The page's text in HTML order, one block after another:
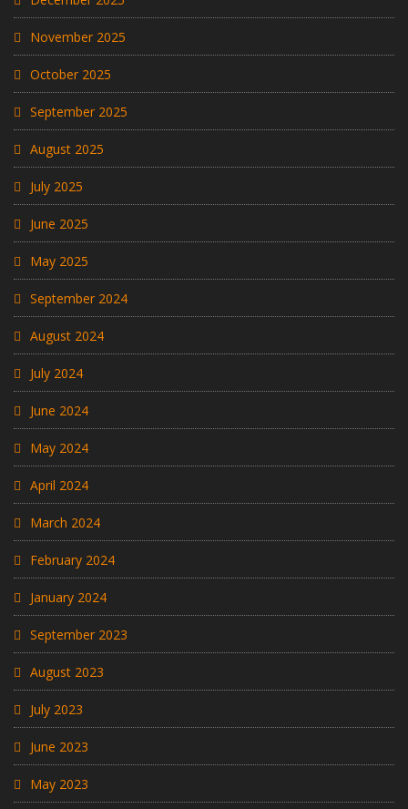
November 2025
October 2025
September 2025
August 2025
July 2025
June 2025
May 2025
September 2024
August 2024
July 2024
June 2024
May 2024
April 2024
March 2024
February 2024
January 2024
September 2023
August 2023
July 2023
June 2023
May 2023